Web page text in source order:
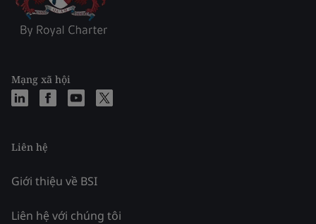
Mạng xã hội
Liên hệ
Giới thiệu về BSI
Liên hệ với chúng tôi